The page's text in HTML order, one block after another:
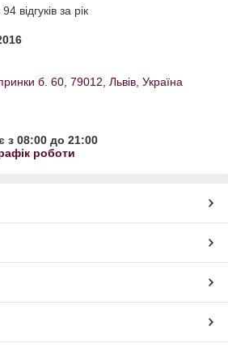
відгуків за рік
б. 60, 79012, Львів, Україна
з 08:00 до 21:00
роботи